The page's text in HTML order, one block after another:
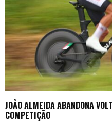
JOÃO ALMEIDA ABANDONA
COMPETIÇÃO